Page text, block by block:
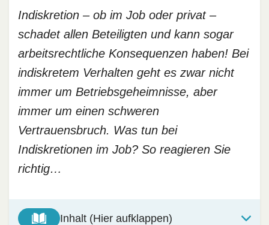
Indiskretion – ob im Job oder privat –
schadet allen Beteiligten und kann sogar
arbeitsrechtliche Konsequenzen haben! Bei
indiskretem Verhalten geht es zwar nicht
immer um Betriebsgeheimnisse, aber
immer um einen schweren
Vertrauensbruch. Was tun bei
Indiskretionen im Job? So reagieren Sie
richtig…
Inhalt (Hier aufklappen)